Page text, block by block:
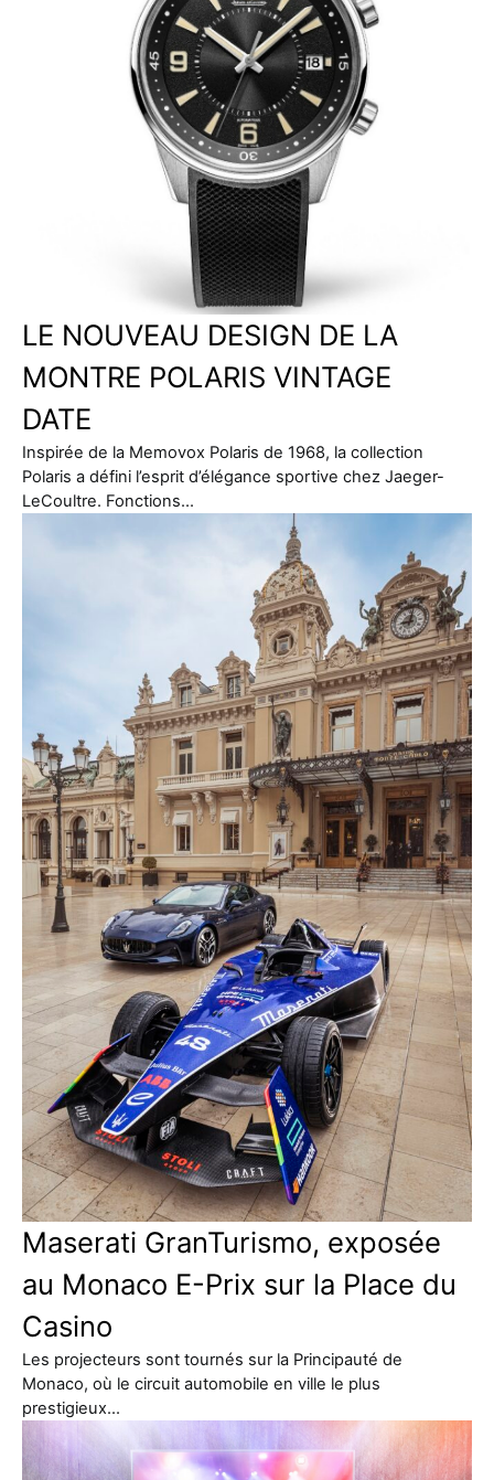
LE NOUVEAU DESIGN DE LA
MONTRE POLARIS VINTAGE
DATE
Inspirée de la Memovox Polaris de 1968, la collection
Polaris a défini l’esprit d’élégance sportive chez Jaeger-
LeCoultre. Fonctions…
Maserati GranTurismo, exposée
au Monaco E-Prix sur la Place du
Casino
Les projecteurs sont tournés sur la Principauté de
Monaco, où le circuit automobile en ville le plus
prestigieux…